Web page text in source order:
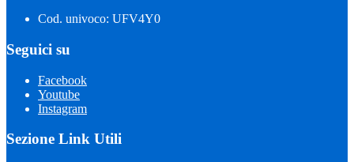
Cod. univoco: UFV4Y0
Seguici su
Facebook
Youtube
Instagram
Sezione Link Utili